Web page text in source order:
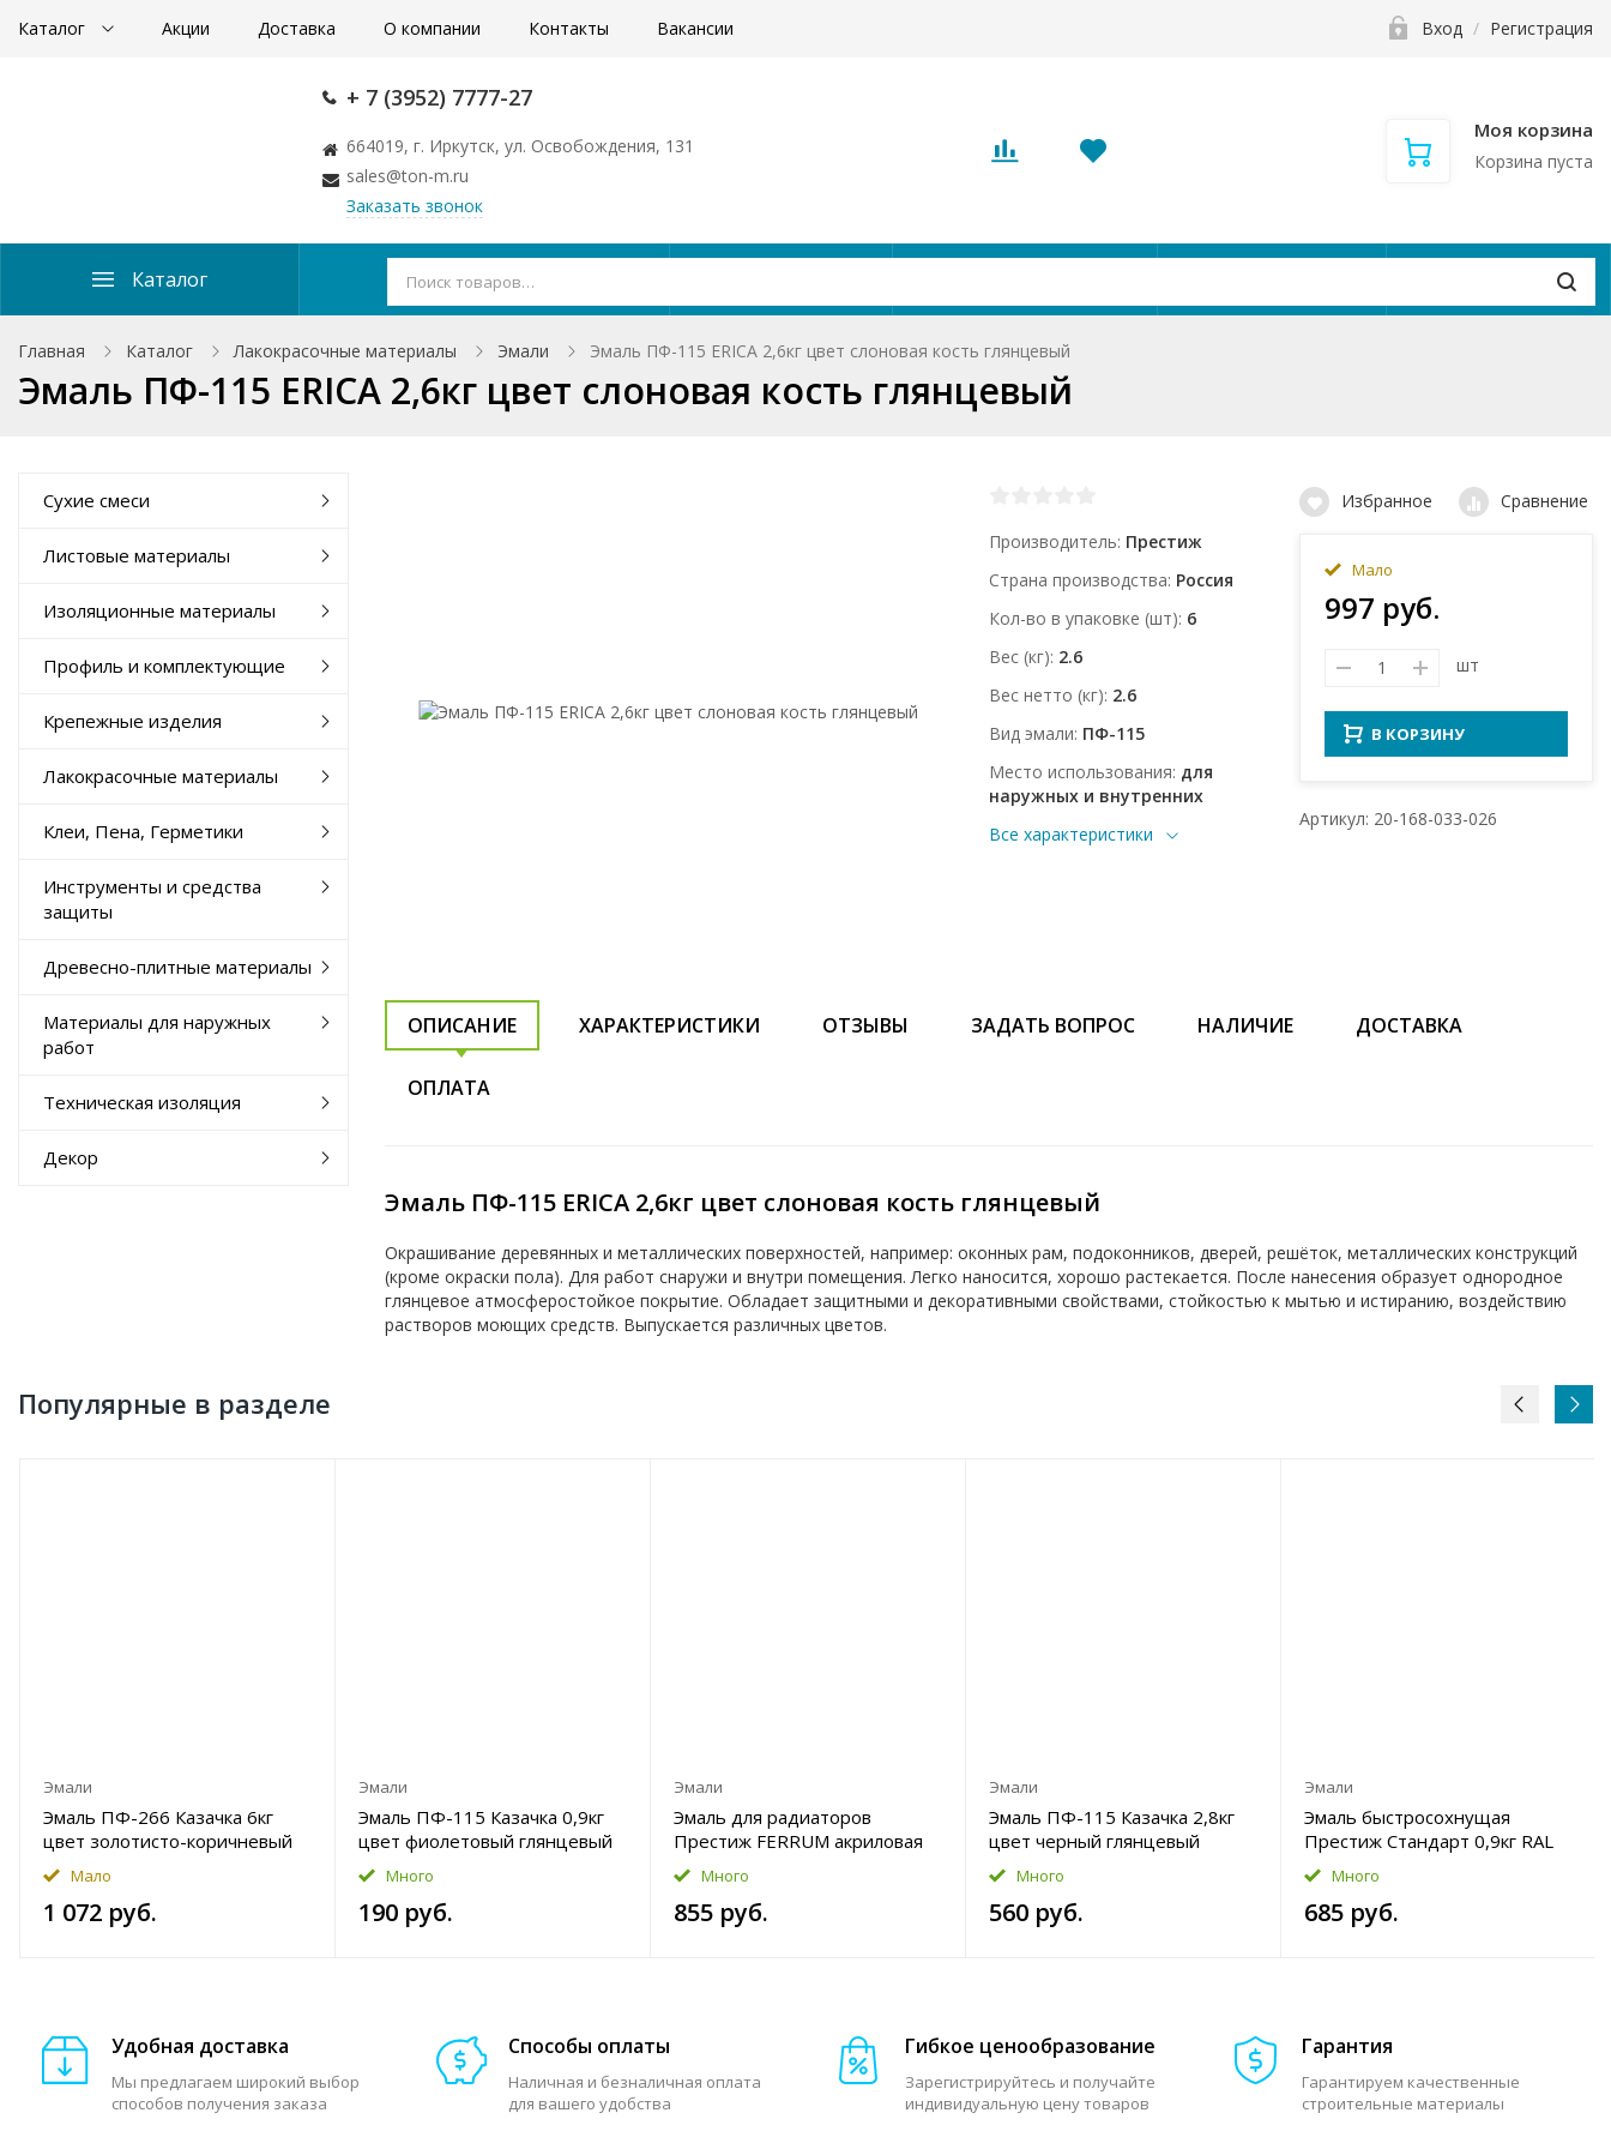
Каталог Акции Доставка О компании Контакты Вакансии Вход / Регистрация
+ 7 (3952) 7777-27
664019, г. Иркутск, ул. Освобождения, 131
sales@ton-m.ru
Заказать звонок
Моя корзина
Корзина пуста
Каталог
Главная Каталог Лакокрасочные материалы Эмали Эмаль ПФ-115 ERICA 2,6кг цвет слоновая кость глянцевый
Эмаль ПФ-115 ERICA 2,6кг цвет слоновая кость глянцевый
Сухие смеси
Листовые материалы
Изоляционные материалы
Профиль и комплектующие
Крепежные изделия
Лакокрасочные материалы
Клеи, Пена, Герметики
Инструменты и средства
защиты
Древесно-плитные материалы
Материалы для наружных
работ
Техническая изоляция
Декор
Производитель Престиж
Страна производства Россия
Кол-во в упаковке (шт) 6
Вес (кг) 2.6
Вес нетто (кг) 2.6
Вид эмали ПФ-115
Место использования для
наружных и внутренних
Все характеристики
Избранное Сравнение
Мало
997 руб.
шт
В КОРЗИНУ
Артикул: 20-168-033-026
ОПИСАНИЕ ХАРАКТЕРИСТИКИ ОТЗЫВЫ ЗАДАТЬ ВОПРОС НАЛИЧИЕ ДОСТАВКА
ОПЛАТА
Эмаль ПФ-115 ERICA 2,6кг цвет слоновая кость глянцевый
Окрашивание деревянных и металлических поверхностей, например: оконных рам, подоконников, дверей, решёток, металлических конструкций
(кроме окраски пола). Для работ снаружи и внутри помещения. Легко наносится, хорошо растекается. После нанесения образует однородное
глянцевое атмосферостойкое покрытие. Обладает защитными и декоративными свойствами, стойкостью к мытью и истиранию, воздействию
растворов моющих средств. Выпускается различных цветов.
Популярные в разделе
Эмали
Эмаль ПФ-266 Казачка 6кг
цвет золотисто-коричневый
глянцевый Уценка
Мало
1 072 руб.
Эмали
Эмаль ПФ-115 Казачка 0,9кг
цвет фиолетовый глянцевый
Уценка
Много
190 руб.
Эмали
Эмаль для радиаторов
Престиж FERRUM акриловая
1,9кг цвет белый
полуглянцевый Уценка
Много
855 руб.
Эмали
Эмаль ПФ-115 Казачка 2,8кг
цвет черный глянцевый
Уценка
Много
560 руб.
Эмали
Эмаль быстросохнущая
Престиж Стандарт 0,9кг RAL
7024 цвет графитово-серый
полуглянцевый
Много
685 руб.
Удобная доставка
Мы предлагаем широкий выбор
способов получения заказа
Способы оплаты
Наличная и безналичная оплата
для вашего удобства
Гибкое ценообразование
Зарегистрируйтесь и получайте
индивидуальную цену товаров
Гарантия
Гарантируем качественные
строительные материалы